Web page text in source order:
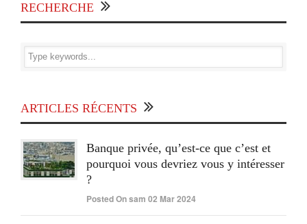
RECHERCHE
ARTICLES RÉCENTS
Banque privée, qu’est-ce que c’est et
pourquoi vous devriez vous y intéresser
?
Posted On sam 02 Mar 2024